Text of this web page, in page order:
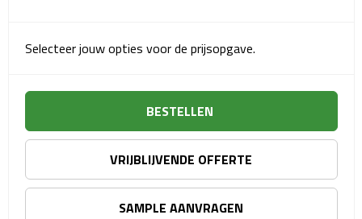
Matrozentassen
Reisbekers
Selecteer jouw opties voor de prijsopgave.
BESTELLEN
VRIJBLIJVENDE OFFERTE
SAMPLE AANVRAGEN